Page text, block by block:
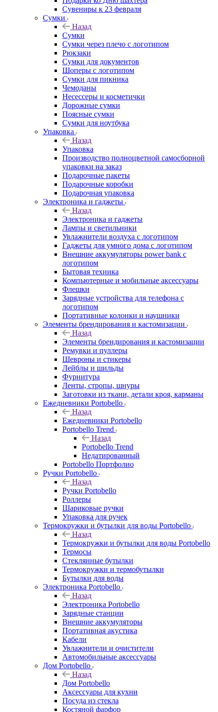
Сувениры к 23 февраля
Сумки
Назад
Сумки
Сумки через плечо с логотипом
Рюкзаки
Сумки для документов
Шоперы с логотипом
Сумки для пикника
Чемоданы
Несессеры и косметички
Дорожные сумки
Поясные сумки
Сумки для ноутбука
Упаковка
Назад
Упаковка
Производство полноцветной самосборной
упаковки на заказ
Подарочные пакеты
Подарочные коробки
Подарочная упаковка
Электроника и гаджеты
Назад
Электроника и гаджеты
Лампы и светильники
Увлажнители воздуха с логотипом
Гаджеты для умного дома с логотипом
Внешние аккумуляторы power bank с
логотипом
Бытовая техника
Компьютерные и мобильные аксессуары
Флешки
Зарядные устройства для телефона с
логотипом
Портативные колонки и наушники
Элементы брендирования и кастомизации
Назад
Элементы брендирования и кастомизации
Ремувки и пуллеры
Шевроны и стикеры
Лейблы и шильды
Фурнитура
Ленты, стропы, шнуры
Заготовки из ткани, детали кроя, карманы
Ежедневники Portobello
Назад
Ежедневники Portobello
Portobello Trend
Назад
Portobello Trend
Недатированный
Portobello Портфолио
Ручки Portobello
Назад
Ручки Portobello
Роллеры
Шариковые ручки
Упаковка для ручек
Термокружки и бутылки для воды Portobello
Назад
Термокружки и бутылки для воды Portobello
Термосы
Стеклянные бутылки
Термокружки и термобутылки
Бутылки для воды
Электроника Portobello
Назад
Электроника Portobello
Зарядные станции
Внешние аккумуляторы
Портативная акустика
Кабели
Увлажнители и очистители
Автомобильные аксессуары
Дом Portobello
Назад
Дом Portobello
Аксессуары для кухни
Посуда из стекла
Костяной фарфор